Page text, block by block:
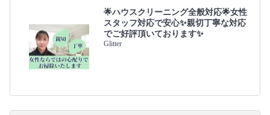
🌟ハウスクリーニング全般対応🌟女性
スタッフ対応で安心✨親切丁寧な対応
でご好評頂いております✨
Glitter